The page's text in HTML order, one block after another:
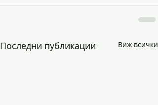
Последни публикации Виж всички